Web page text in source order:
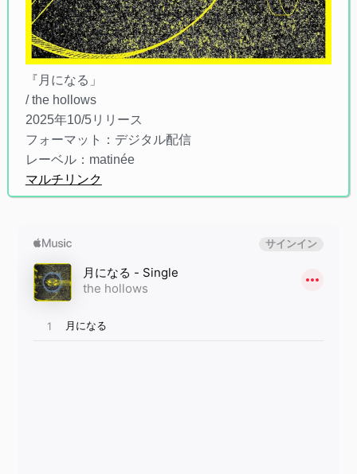
『月になる」
/ the hollows
2025年10/5リリース
フォーマット：デジタル配信
レーベル：matinée
マルチリンク